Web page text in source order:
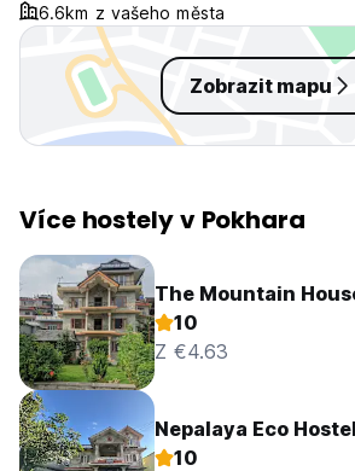
6.6km z vašeho města
Zobrazit mapu
Více hostely v Pokhara
The Mountain
10
Z €4.63
Nepalaya Eco Hostel
10